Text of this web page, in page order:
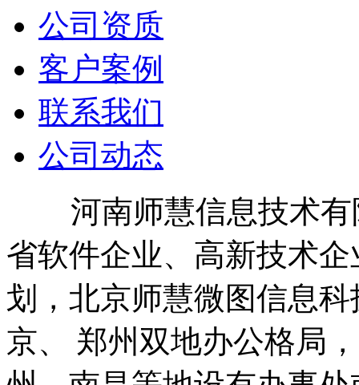
公司资质
客户案例
联系我们
公司动态
河南师慧信息技术有
省软件企业、高新技术
划，北京师慧微图信息
京、 郑州双地办公格局